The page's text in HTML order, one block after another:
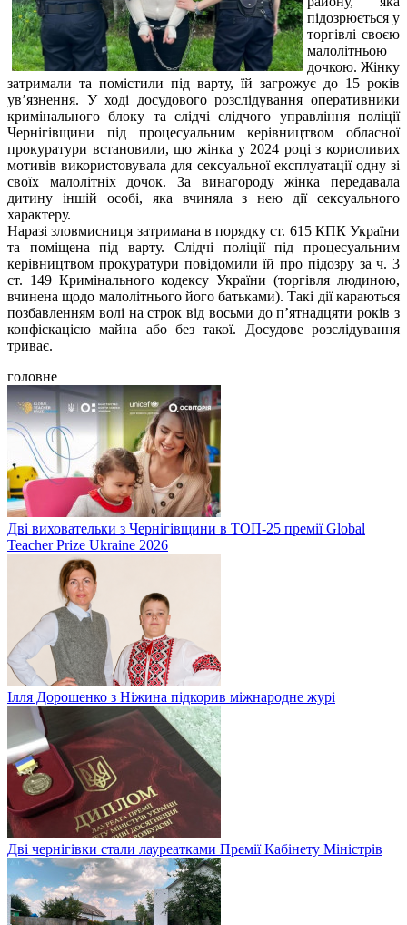
підозрюється у
торгівлі своєю
малолітньою
дочкою. Жінку
затримали та помістили під варту, їй загрожує до 15 років
ув’язнення. У ході досудового розслідування оперативники
кримінального блоку та слідчі слідчого управління поліції
Чернігівщини під процесуальним керівництвом обласної
прокуратури встановили, що жінка у 2024 році з корисливих
мотивів використовувала для сексуальної експлуатації одну зі
своїх малолітніх дочок. За винагороду жінка передавала
дитину іншій особі, яка вчиняла з нею дії сексуального
характеру.
Наразі зловмисниця затримана в порядку ст. 615 КПК України
та поміщена під варту. Слідчі поліції під процесуальним
керівництвом прокуратури повідомили їй про підозру за ч. 3
ст. 149 Кримінального кодексу України (торгівля людиною,
вчинена щодо малолітнього його батьками). Такі дії караються
позбавленням волі на строк від восьми до п’ятнадцяти років з
конфіскацією майна або без такої. Досудове розслідування
триває.
головне
Дві виховательки з Чернігівщини в ТОП-25 премії Global
Teacher Prize Ukraine 2026
Ілля Дорошенко з Ніжина підкорив міжнародне журі
Дві чернігівки стали лауреатками Премії Кабінету Міністрів